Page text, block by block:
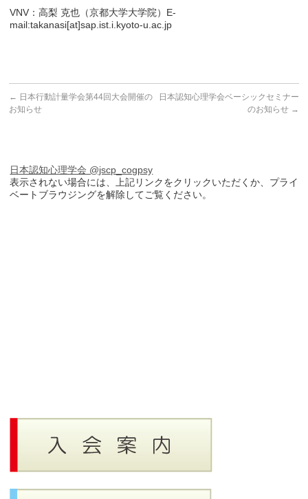
VNV：高梨 克也（京都大学大学院）E-
mail:takanasi[at]sap.ist.i.kyoto-u.ac.jp
← 日本行動計量学会第44回大会開催の
お知らせ
日本認知心理学会ベーシックセミナー
のお知らせ →
日本認知心理学会 @jscp_cogpsy
表示されない場合には、上記リンクをクリックいただくか、プライ
ベートブラウジングを解除してご覧ください。